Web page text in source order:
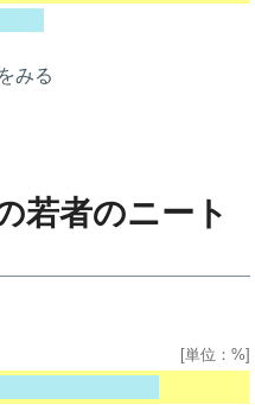
みる
若者のニート
[単位：%]